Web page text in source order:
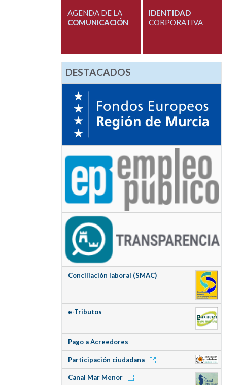
AGENDA DE LA
COMUNICACIÓN
IDENTIDAD
CORPORATIVA
DESTACADOS
Conciliación laboral (SMAC)
e-Tributos
Pago a Acreedores
Participación ciudadana
Canal Mar Menor